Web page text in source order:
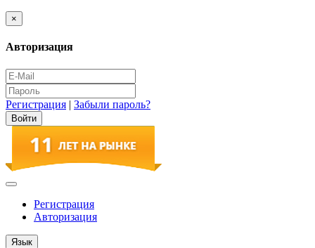
×
Авторизация
Регистрация | Забыли пароль?
Регистрация
Авторизация
Язык